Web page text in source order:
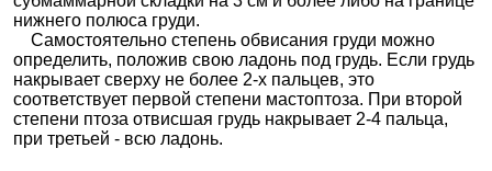
нижнего полюса груди.
Самостоятельно степень обвисания груди можно
определить, положив свою ладонь под грудь. Если грудь
накрывает сверху не более 2-х пальцев, это
соответствует первой степени мастоптоза. При второй
степени птоза отвисшая грудь накрывает 2-4 пальца,
при третьей - всю ладонь.